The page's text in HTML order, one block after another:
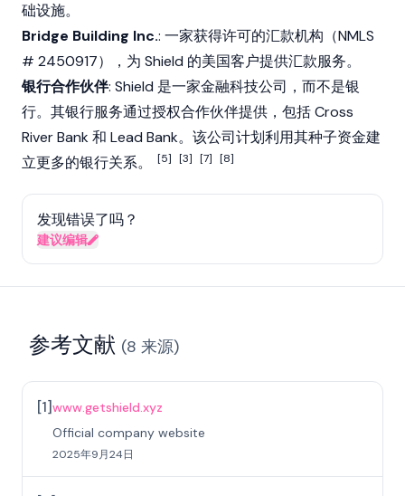
础设施。
Bridge Building Inc.: 一家获得许可的汇款机构（NMLS
# 2450917），为 Shield 的美国客户提供汇款服务。
银行合作伙伴: Shield 是一家金融科技公司，而不是银
行。其银行服务通过授权合作伙伴提供，包括 Cross
River Bank 和 Lead Bank。该公司计划利用其种子资金建
立更多的银行关系。
[5] [3] [7] [8]
发现错误了吗？
建议编辑
参考文献 (8 来源)
[1]www.getshield.xyz
Official company website
2025年9月24日